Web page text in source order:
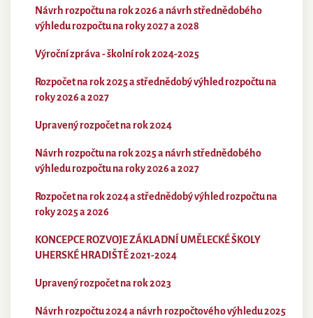
Návrh rozpočtu na rok 2026 a návrh střednědobého
výhledu rozpočtu na roky 2027 a 2028
Výroční zpráva - školní rok 2024-2025
Rozpočet na rok 2025 a střednědobý výhled rozpočtu na
roky 2026 a 2027
Upravený rozpočet na rok 2024
Návrh rozpočtu na rok 2025 a návrh střednědobého
výhledu rozpočtu na roky 2026 a 2027
Rozpočet na rok 2024 a střednědobý výhled rozpočtu na
roky 2025 a 2026
KONCEPCE ROZVOJE ZÁKLADNÍ UMĚLECKÉ ŠKOLY
UHERSKÉ HRADIŠTĚ 2021-2024
Upravený rozpočet na rok 2023
Návrh rozpočtu 2024 a návrh rozpočtového výhledu 2025